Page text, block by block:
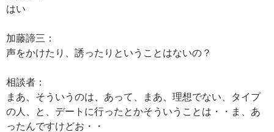
はい
加藤諦三：
声をかけたり、誘ったりということはないの？
相談者：
まあ、そういうのは、あって、まあ、理想でない、タイプ
の人、と、デートに行ったとかそういうことは・・ま、あ
ったんですけどお・・